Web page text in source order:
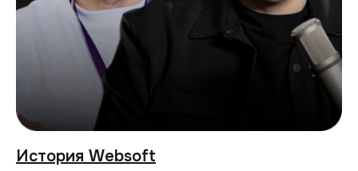
История Websoft